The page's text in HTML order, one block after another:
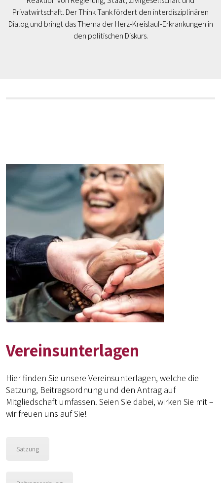
Privatwirtschaft. Der Think Tank fördert den interdisziplinären
Dialog und bringt das Thema der Herz-Kreislauf-Erkrankungen in
den politischen Diskurs.
Vereinsunterlagen
Hier finden Sie unsere Vereinsunterlagen, welche die
Satzung, Beitragsordnung und den Antrag auf
Mitgliedschaft umfassen. Seien Sie dabei, wirken Sie mit –
wir freuen uns auf Sie!
Satzung